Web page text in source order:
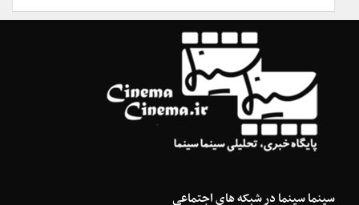
سینما سینما در شبکه های اجتماعی